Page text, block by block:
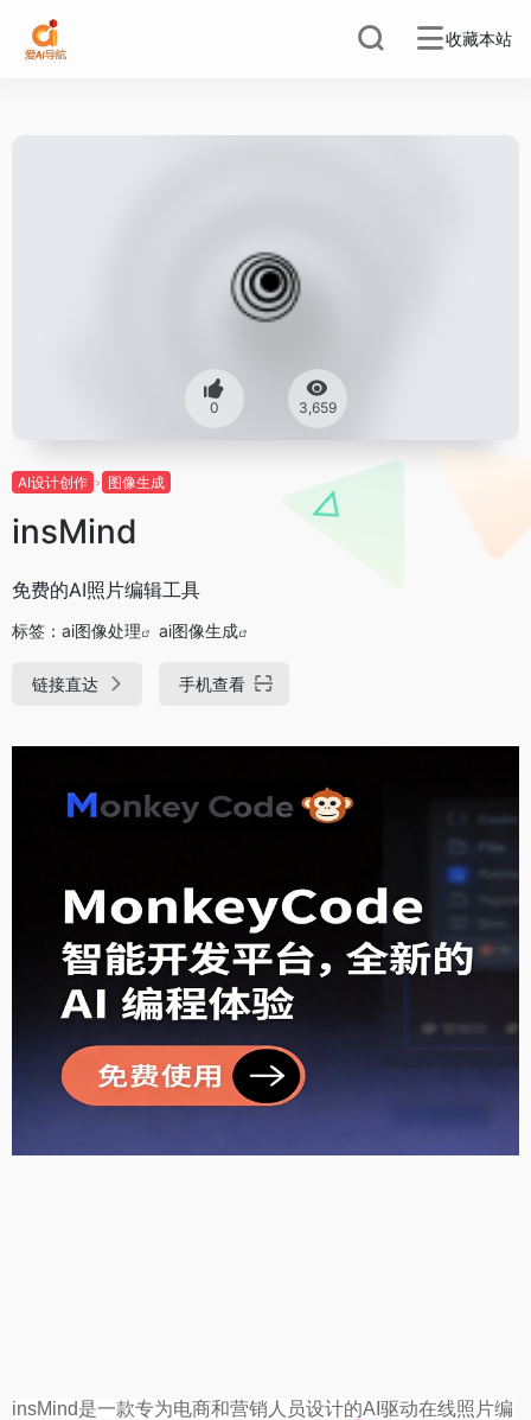
收藏本站
0 3,659
AI设计创作 图像生成
insMind
免费的AI照片编辑工具
标签： ai图像处理 ai图像生成
链接直达 手机查看
insMind是一款专为电商和营销人员设计的AI驱动在线照片编